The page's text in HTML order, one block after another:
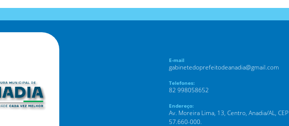
E-mail
gabinetedoprefeitodeanadia@gmail.com
Telefones:
82 998058652
Endereço:
Av. Moreira Lima, 13, Centro, Anadia/AL, CEP
57.660-000.